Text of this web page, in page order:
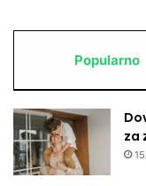
o
č
a
Popularno
za